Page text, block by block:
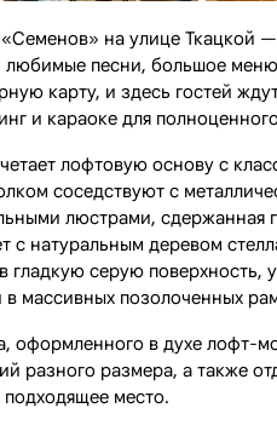
на улице Ткацкой
любимые песни, большое
карту, и здесь гостей
и караоке для
лофтовую основу с
соседствуют с
люстрами, сдержанная
с натуральным деревом
гладкую серую
массивных позолоченных
оформленного в духе лофт-
разного размера, а также
подходящее место.